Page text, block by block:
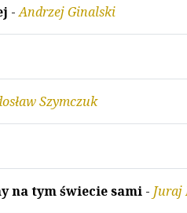
-Andrzej Ginalski
Szymczuk
na tym świecie sami - Juraj